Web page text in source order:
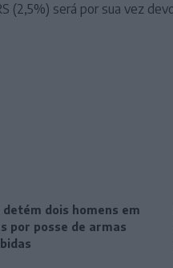
(2,5%) será por sua vez
detém dois homens em
por posse de armas